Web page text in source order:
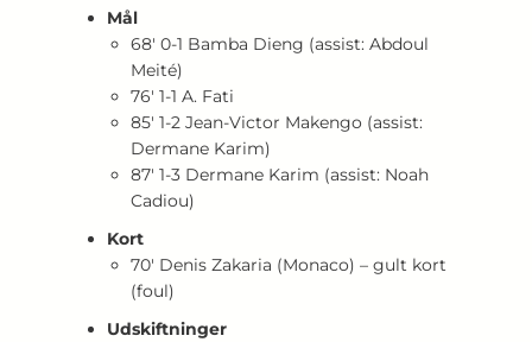
Mål
68′ 0‑1 Bamba Dieng (assist: Abdoul
Meité)
76′ 1‑1 A. Fati
85′ 1‑2 Jean‑Victor Makengo (assist:
Dermane Karim)
87′ 1‑3 Dermane Karim (assist: Noah
Cadiou)
Kort
70′ Denis Zakaria (Monaco) – gult kort
(foul)
Udskiftninger